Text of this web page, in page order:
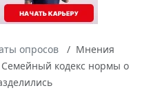
опросов
Мнения
Семейный кодекс нормы о